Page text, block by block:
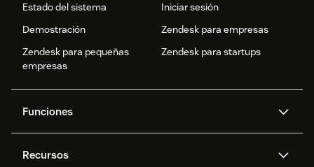
Estado del sistema
Iniciar sesión
Demostración
Zendesk para empresas
Zendesk para pequeñas
empresas
Zendesk para startups
Funciones
IA de Zendesk
Recursos